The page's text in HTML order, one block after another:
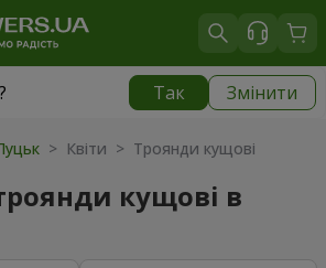
? Так Змінити
|
> Квіти > Троянди кущові
кущові в